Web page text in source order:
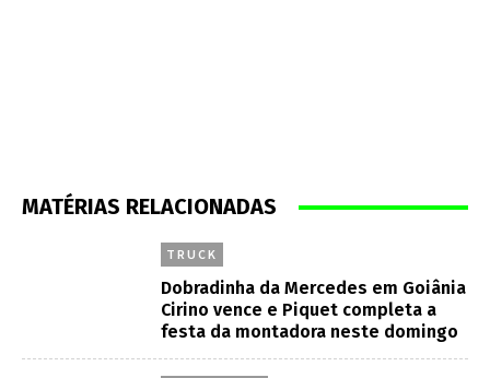
MATÉRIAS RELACIONADAS
TRUCK
Dobradinha da Mercedes em Goiânia
Cirino vence e Piquet completa a
festa da montadora neste domingo